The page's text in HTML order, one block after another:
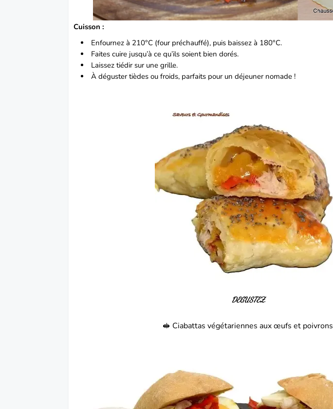
Cuisson :
Enfournez à 210°C (four préchauffé), puis baissez à 180°C.
Faites cuire jusqu’à ce qu’ils soient bien dorés.
Laissez tiédir sur une grille.
À déguster tièdes ou froids, parfaits pour un déjeuner nomade !
DEGUSTEZ.
🥪 Ciabattas végétariennes aux œufs et poivrons